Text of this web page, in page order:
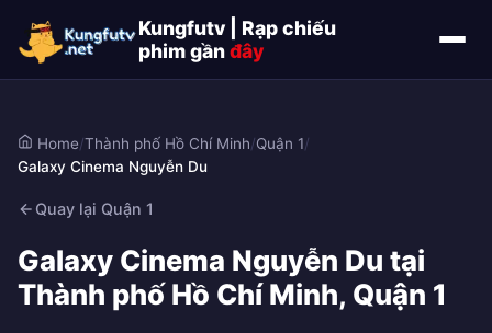
Kungfutv | Rạp chiếu
phim gầnđây
Home/Thành phố Hồ Chí Minh/Quận 1/
Galaxy Cinema Nguyễn Du
Quay lại Quận 1
Galaxy Cinema Nguyễn Du tại
Thành phố Hồ Chí Minh, Quận 1